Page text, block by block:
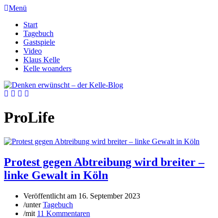
Menü
Start
Tagebuch
Gastspiele
Video
Klaus Kelle
Kelle woanders
ProLife
Protest gegen Abtreibung wird breiter –
linke Gewalt in Köln
Veröffentlicht am 16. September 2023
/unterTagebuch
/mit 11 Kommentaren